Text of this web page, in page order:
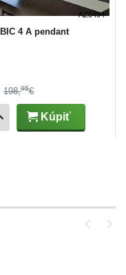
AZ0494
4 A pendant
198,95€
Kúpiť